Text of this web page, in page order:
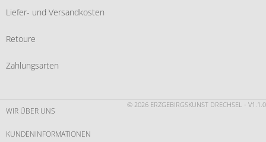
Liefer- und Versandkosten
Retoure
Zahlungsarten
© 2026 ERZGEBIRGSKUNST DRECHSEL - V1.1.0
WIR ÜBER UNS
KUNDENINFORMATIONEN